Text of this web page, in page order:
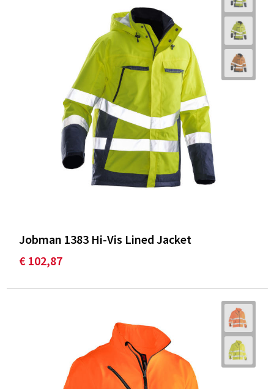
Jobman 1383 Hi-Vis Lined Jacket
€ 102,87